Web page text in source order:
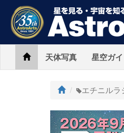
Home天体写真 星空ガ
ト
プ
エチニルラ